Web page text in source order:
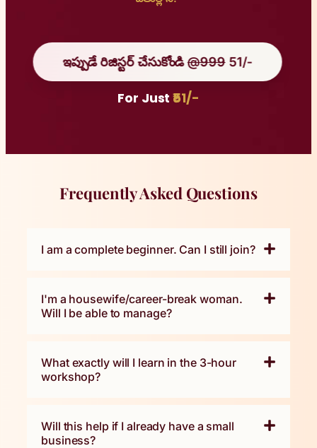
ఇప్పుడే రిజిస్టర్ చేసుకోండి@999 51/-
For Just₹51/-
Frequently Asked Questions
I am a complete beginner. Can I still join?
I'm a housewife/career-break woman.
Will I be able to manage?
What exactly will I learn in the 3-hour
workshop?
Will this help if I already have a small
business?